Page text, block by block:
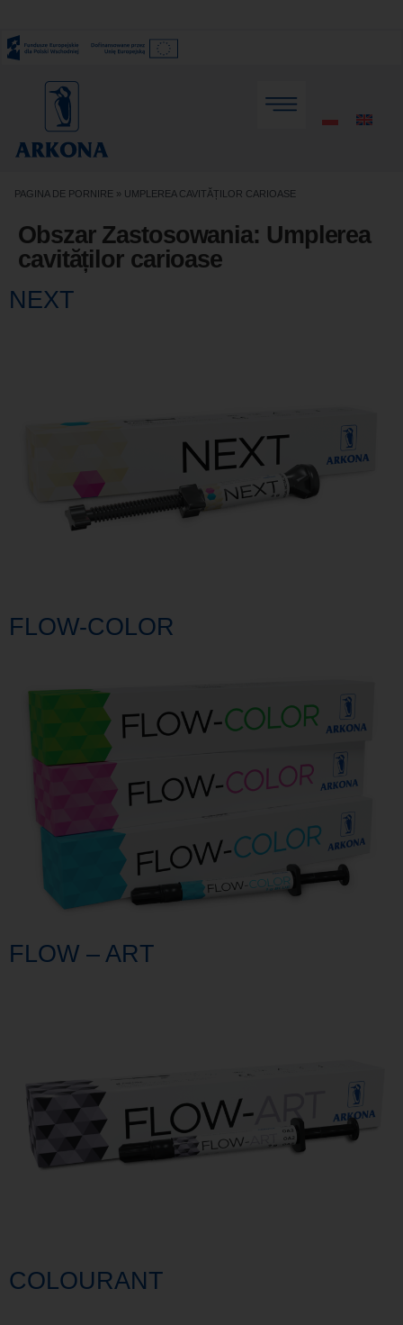
PAGINA DE PORNIRE » UMPLEREA CAVITĂȚILOR CARIOASE
Obszar Zastosowania: Umplerea
cavităților carioase
NEXT
FLOW-COLOR
FLOW – ART
COLOURANT